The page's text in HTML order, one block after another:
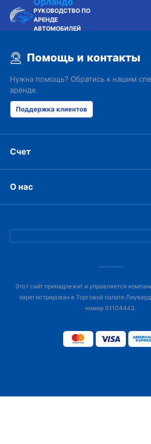
РУКОВОДСТВО ПО
АРЕНДЕ
АВТОМОБИЛЕЙ
Помощь и контакты
Нужна помощь? Обратись к нашим
аренде.
Поддержка клиентов
Счет
О нас
Этот сайт принадлежит и управляется
зарегистрирован в Торговой палате
номер 01104443.